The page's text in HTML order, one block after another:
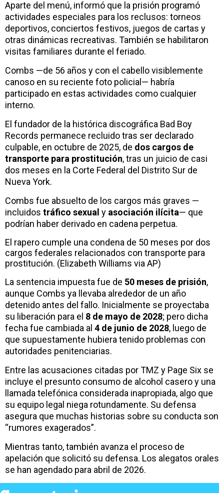
Aparte del menú, informó que la prisión programó
actividades especiales para los reclusos: torneos
deportivos, conciertos festivos, juegos de cartas y
otras dinámicas recreativas. También se habilitaron
visitas familiares durante el feriado.
Combs —de 56 años y con el cabello visiblemente
canoso en su reciente foto policial— habría
participado en estas actividades como cualquier
interno.
El fundador de la histórica discográfica Bad Boy
Records permanece recluido tras ser declarado
culpable, en octubre de 2025, de dos cargos de
transporte para prostitución, tras un juicio de casi
dos meses en la Corte Federal del Distrito Sur de
Nueva York.
Combs fue absuelto de los cargos más graves —
incluidos tráfico sexual y asociación ilícita— que
podrían haber derivado en cadena perpetua.
El rapero cumple una condena de 50 meses por dos
cargos federales relacionados con transporte para
prostitución. (Elizabeth Williams via AP)
La sentencia impuesta fue de 50 meses de prisión,
aunque Combs ya llevaba alrededor de un año
detenido antes del fallo. Inicialmente se proyectaba
su liberación para el 8 de mayo de 2028; pero dicha
fecha fue cambiada al 4 de junio de 2028, luego de
que supuestamente hubiera tenido problemas con
autoridades penitenciarias.
Entre las acusaciones citadas por TMZ y Page Six se
incluye el presunto consumo de alcohol casero y una
llamada telefónica considerada inapropiada, algo que
su equipo legal niega rotundamente. Su defensa
asegura que muchas historias sobre su conducta son
“rumores exagerados”.
Mientras tanto, también avanza el proceso de
apelación que solicitó su defensa. Los alegatos orales
se han agendado para abril de 2026.